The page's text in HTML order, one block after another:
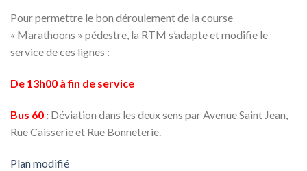
Pour permettre le bon déroulement de la course
« Marathoons » pédestre, la RTM s’adapte et modifie le
service de ces lignes :
De 13h00 à fin de service
Bus 60 : Déviation dans les deux sens par Avenue Saint Jean,
Rue Caisserie et Rue Bonneterie.
Plan modifié